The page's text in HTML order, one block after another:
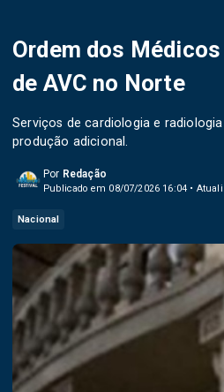
Ordem dos
de AVC no Norte
Serviços de cardiologia e
produção adicional.
Por Redação
Publicado em 08/07/2026 16:04 •
Nacional